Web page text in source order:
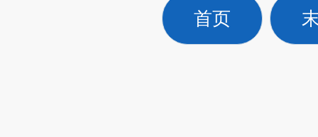
首页